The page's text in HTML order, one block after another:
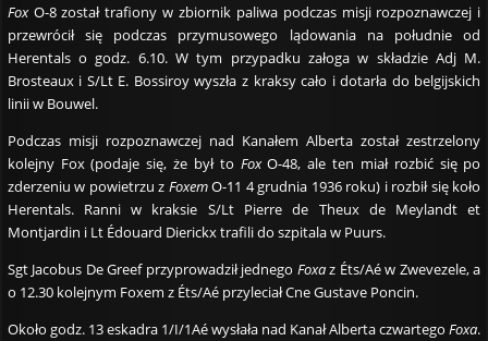
FoxO-8 został trafiony w zbiornik paliwa podczas misji rozpoznawczej i
przewrócił się podczas przymusowego lądowania na południe od
Herentals o godz. 6.10. W tym przypadku załoga w składzie Adj M.
Brosteaux i S/Lt E. Bossiroy wyszła z kraksy cało i dotarła do belgijskich
linii w Bouwel.
Podczas misji rozpoznawczej nad Kanałem Alberta został zestrzelony
kolejny Fox (podaje się, że był to FoxO-48, ale ten miał rozbić się po
zderzeniu w powietrzu z FoxemO-11 4 grudnia 1936 roku) i rozbił się koło
Herentals. Ranni w kraksie S/Lt Pierre de Theux de Meylandt et
Montjardin i Lt Édouard Dierickx trafili do szpitala w Puurs.
Sgt Jacobus De Greef przyprowadził jednego Foxaz Éts/Aé w Zwevezele, a
o 12.30 kolejnym Foxem z Éts/Aé przyleciał Cne Gustave Poncin.
Około godz. 13 eskadra 1/I/1Aé wysłała nad Kanał Alberta czwartegoFoxa.